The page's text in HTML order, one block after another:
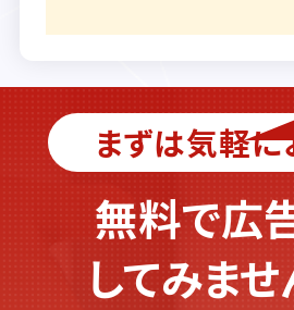
まずは気軽に
無料で広
してみま